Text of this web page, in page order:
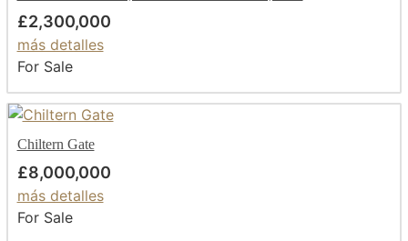
£2,300,000
más detalles
For Sale
Chiltern Gate
£8,000,000
más detalles
For Sale